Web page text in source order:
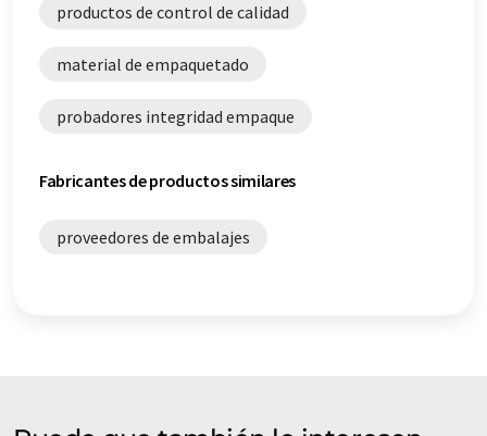
productos de control de calidad
material de empaquetado
probadores integridad empaque
Fabricantes de productos similares
proveedores de embalajes